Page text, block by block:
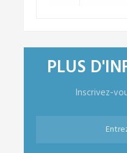
PLUS
Inscrivez-